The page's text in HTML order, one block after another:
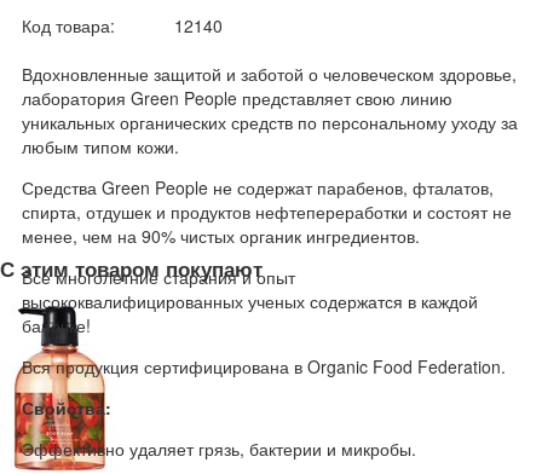
Код товара:
12140
Вдохновленные защитой и заботой о человеческом здоровье,
лаборатория Green People представляет свою линию
уникальных органических средств по персональному уходу за
любым типом кожи.
Средства Green People не содержат парабенов, фталатов,
спирта, отдушек и продуктов нефтепереработки и состоят не
менее, чем на 90% чистых органик ингредиентов.
Все многолетние старания и опыт
высококвалифицированных ученых содержатся в каждой
баночке!
Вся продукция сертифицирована в Organic Food Federation.
Свойства:
Эффективно удаляет грязь, бактерии и микробы.
С этим товаром покупают